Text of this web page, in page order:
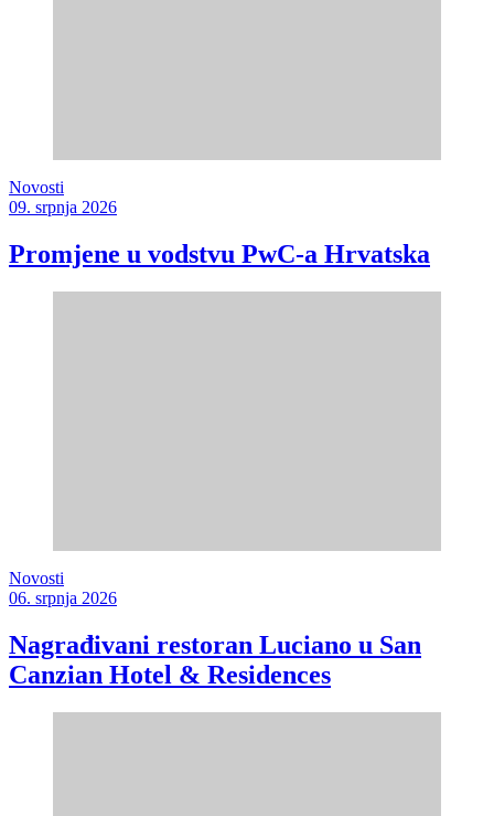
Novosti
09. srpnja 2026
Promjene u vodstvu PwC-a Hrvatska
Novosti
06. srpnja 2026
Nagrađivani restoran Luciano u San
Canzian Hotel & Residences